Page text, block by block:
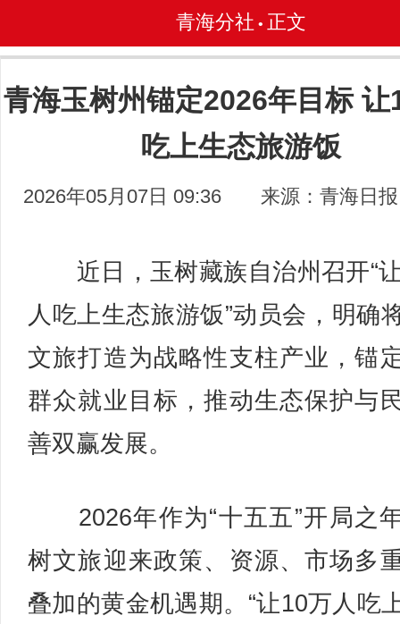
青海分社 • 正文
青海玉树州锚定2026年目标 让
吃上生态旅游饭
2026年05月07日 09:36 来源：青海日报
近日，玉树藏族自治州召开“
人吃上生态旅游饭”动员会，明确
文旅打造为战略性支柱产业，锚
群众就业目标，推动生态保护与
善双赢发展。
2026年作为“十五五”开局之
树文旅迎来政策、资源、市场多
叠加的黄金机遇期。“让10万人吃